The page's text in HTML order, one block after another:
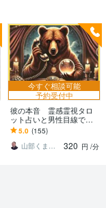
今すぐ相談可能
予約受付中
彼の本音 霊感霊視タロ
ット占いと男性目線で答
えます 複雑愛復縁ツイン
レイ片想いの未来縁結
び 恋の進展恋愛電話相
5.0 (155)
山部くま™（占い師／ＥＣコンサル）
320 円 /分